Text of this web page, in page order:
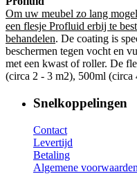
Om uw meubel zo lang
een flesje Profluid erbij te
behandelen. De coating is
beschermen tegen vocht en
met een kwast of roller. De
(circa 2 - 3 m2), 500ml
Snelkoppelingen
Contact
Levertijd
Betaling
Algemene voorwaarden